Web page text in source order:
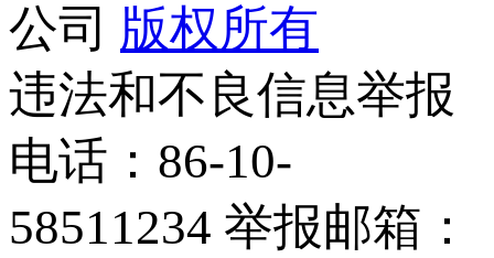
公司 版权所有
违法和不良信息举报
电话：86-10-
58511234 举报邮箱：